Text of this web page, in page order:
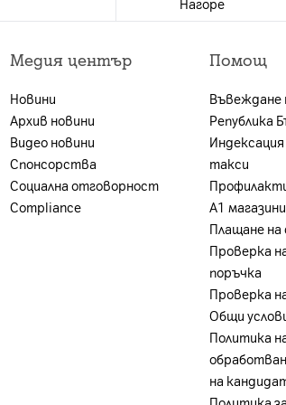
Mid & 4x1.53GHz Cortex-A510)
9.9 мм
B9/B12/B17/B18/B19/B20/B26/B28A/
SIM, Ръководство за бърз старт
валидна за лица, които към
Ако клиентът не отговаря
се заплаща цената на
А1 България или партньорската
Нагоре
Медия център
Новини
Архив новини
Видео новини
Спонсорства
Социална отговорност
Compliance
Помощ
Въвеждане
Република
такси
А1 магазини
Плащане
Проверка
поръчка
Проверка
Общи
Политика
на